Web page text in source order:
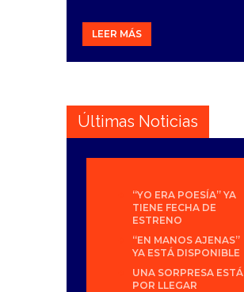
LEER MÁS
Últimas Noticias
“YO ERA POESÍA” YA
TIENE FECHA DE
ESTRENO
“EN MANOS AJENAS”
YA ESTÁ DISPONIBLE
UNA SORPRESA ESTÁ
POR LLEGAR